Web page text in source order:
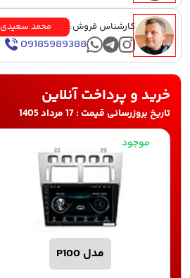
کارشناس فروش: محمد سعیدی
09185989388
خرید و پرداخت آنلاین
تاریخ بروزرسانی قیمت : 17 مرداد 1405
موجود
مدل P100